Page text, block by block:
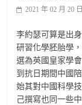
2021 年 02 月 20 日
李約瑟可算是出
研習化學胚胎學
選為英國皇家學
到抗日期間中國
始其對中國科學
己撰寫也同一些